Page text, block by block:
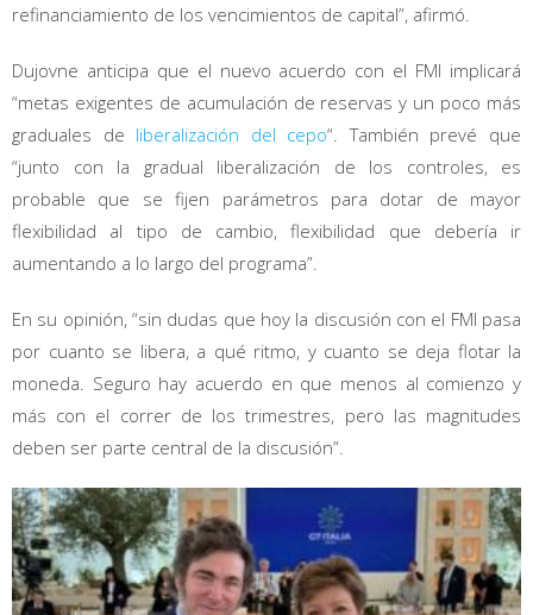
refinanciamiento de los vencimientos de capital”, afirmó.
Dujovne anticipa que el nuevo acuerdo con el FMI implicará
“metas exigentes de acumulación de reservas y un poco más
graduales de liberalización del cepo“. También prevé que
“junto con la gradual liberalización de los controles, es
probable que se fijen parámetros para dotar de mayor
flexibilidad al tipo de cambio, flexibilidad que debería ir
aumentando a lo largo del programa”.
En su opinión, “sin dudas que hoy la discusión con el FMI pasa
por cuanto se libera, a qué ritmo, y cuanto se deja flotar la
moneda. Seguro hay acuerdo en que menos al comienzo y
más con el correr de los trimestres, pero las magnitudes
deben ser parte central de la discusión”.